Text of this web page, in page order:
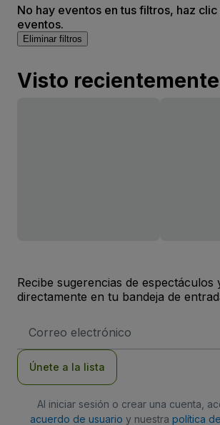
No hay eventos en tus filtros, haz
eventos.
Eliminar filtros
Visto recientemente
Recibe sugerencias de espectáculos
directamente en tu bandeja de
de
Únete a la lista
Al iniciar sesión o crear una cuenta,
acuerdo de usuario y nuestra política